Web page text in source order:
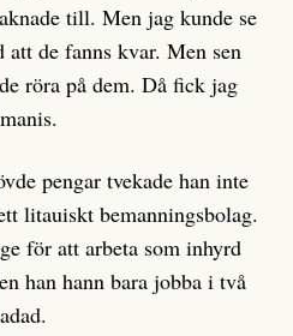
till. Men jag kunde se
de fanns kvar. Men sen
röra på dem. Då fick jag
pengar tvekade han inte
litauiskt bemanningsbolag.
för att arbeta som inhyrd
han hann bara jobba i två